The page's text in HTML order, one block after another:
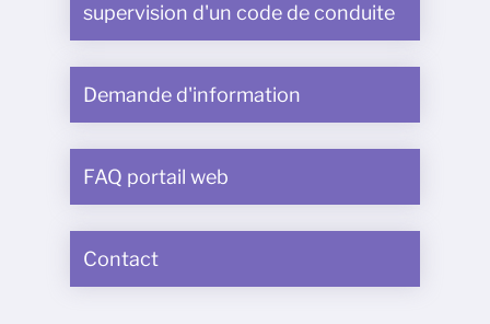
supervision d'un code de conduite
Demande d'information
FAQ portail web
Contact